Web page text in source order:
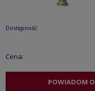
Dostępność:
Cena:
POWIADOM